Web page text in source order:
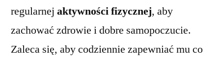
regularnej aktywności fizycznej, aby
zachować zdrowie i dobre samopoczucie.
Zaleca się, aby codziennie zapewniać mu co